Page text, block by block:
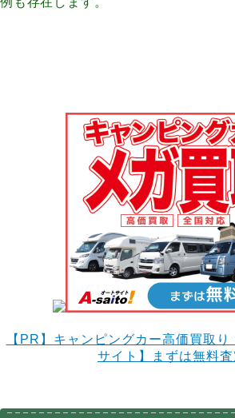
【PR】 キャンピングカー高価買取り
サイト】まずは無料